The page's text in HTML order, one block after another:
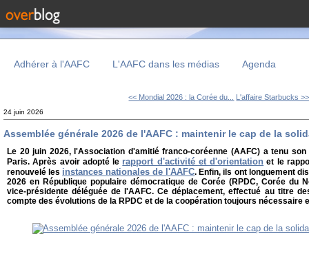
Adhérer à l'AAFC L'AAFC dans les médias Agenda
<< Mondial 2026 : la Corée du... L'affaire Starbucks >>
24 juin 2026
Assemblée générale 2026 de l'AAFC : maintenir le cap de la
Le 20 juin 2026, l'Association d'amitié franco-coréenne (AAFC) a tenu
Paris. Après avoir adopté le rapport d'activité et d'orientation et le
renouvelé les instances nationales de l'AAFC. Enfin, ils ont longuement
2026 en République populaire démocratique de Corée (RPDC, Corée du
vice-présidente déléguée de l'AAFC. Ce déplacement, effectué au titre
compte des évolutions de la RPDC et de la coopération toujours nécessaire